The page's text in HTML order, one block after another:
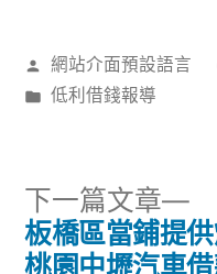
作
者:
網站介面預設語言
分
低利借錢報導
文
下一篇文章
下
一
篇
板橋區當鋪提
桃園中壢汽車